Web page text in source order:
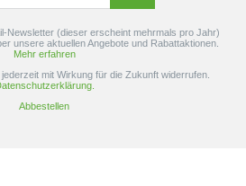
Newsletter (dieser erscheint mehrmals pro Jahr)
unsere aktuellen Angebote und Rabattaktionen.
Mehr erfahren
mit Wirkung für die Zukunft widerrufen.
Abbestellen